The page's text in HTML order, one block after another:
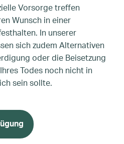
Vorsorge treffen
Wunsch in einer
In unserer
sich zudem Alternativen
oder die Beisetzung
Todes noch nicht in
sein sollte.